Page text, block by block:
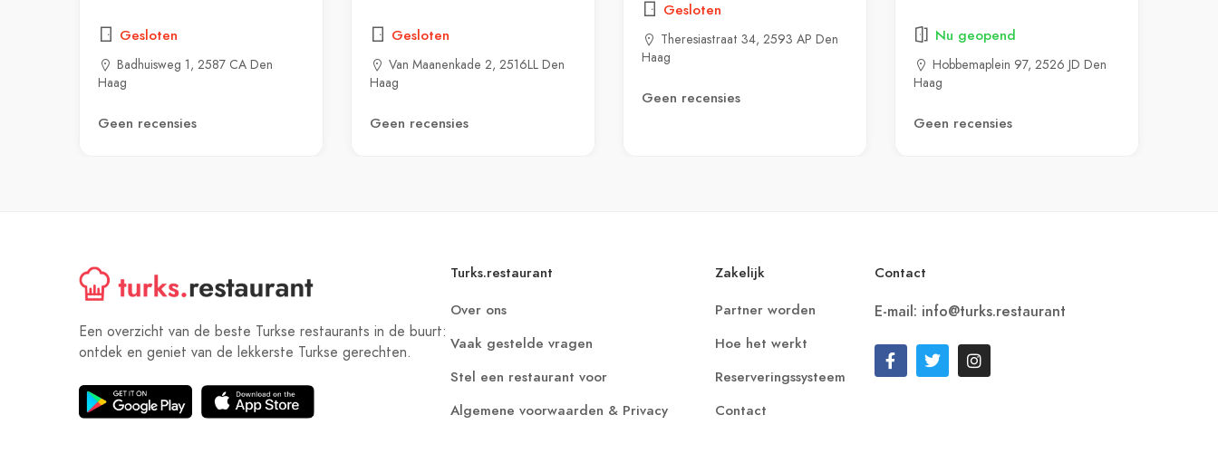
Gesloten
Badhuisweg 1, 2587 CA Den
Haag
Geen recensies
Gesloten
Van Maanenkade 2, 2516LL Den
Haag
Geen recensies
Gesloten
Theresiastraat 34, 2593 AP Den
Haag
Geen recensies
Nu geopend
Hobbemaplein 97, 2526 JD Den
Haag
Geen recensies
Een overzicht van de beste Turkse restaurants in de buurt:
ontdek en geniet van de lekkerste Turkse gerechten.
Turks.restaurant
Over ons
Vaak gestelde vragen
Stel een restaurant voor
Algemene voorwaarden & Privacy
Zakelijk
Partner worden
Hoe het werkt
Reserveringssysteem
Contact
Contact
E-mail: info@turks.restaurant